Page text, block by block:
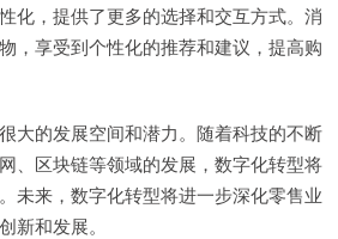
化，提供了更多的选择和交互方式。消
，享受到个性化的推荐和建议，提高购
大的发展空间和潜力。随着科技的不断
、区块链等领域的发展，数字化转型将
未来，数字化转型将进一步深化零售业
新和发展。